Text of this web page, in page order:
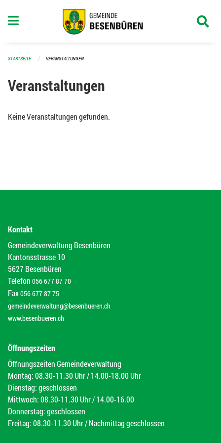
STARTSEITE VERANSTALTUNGEN
Veranstaltungen
Keine Veranstaltungen gefunden.
Kontakt
Gemeindeverwaltung Besenbüren
Kantonsstrasse 10
5627 Besenbüren
Telefon 056 677 87 70
Fax056 677 87 75
gemeindeverwaltung@besenbueren.ch
www.besenbueren.ch
Öffnungszeiten
Öffnungszeiten Gemeindeverwaltung
Montag: 08.30-11.30 Uhr / 14.00-18.00 Uhr
Dienstag: geschlossen
Mittwoch: 08.30-11.30 Uhr / 14.00-16.00
Donnerstag: geschlossen
Freitag: 08.30-11.30 Uhr / Nachmittag geschlossen